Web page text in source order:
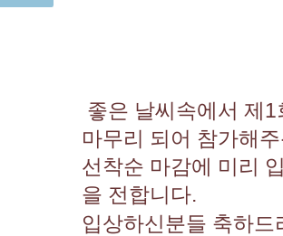
좋은 날씨속에서 제
마무리 되어 참가해
선착순 마감에 미리
을 전합니다.
입상하신분들 축하